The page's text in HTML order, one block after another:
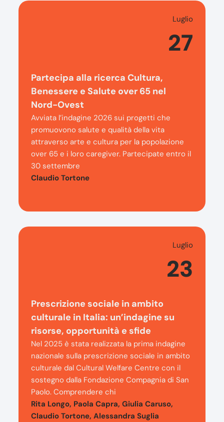
Luglio
27
Partecipa alla ricerca Cultura,
Benessere e Salute over 65 nel
Nord-Ovest
Avviata l’indagine 2026 sui progetti che
promuovono salute e qualità della vita
attraverso arte e cultura per la popolazione
over 65 e i loro caregiver. Partecipate entro il
30 settembre
Claudio Tortone
Luglio
23
Prescrizione sociale in ambito
culturale in Italia: un’indagine su
risorse, opportunità e sfide
Nel 2025 è stata realizzata la prima indagine
nazionale sulla prescrizione sociale in ambito
culturale dal Cultural Welfare Centre con il
sostegno dalla Fondazione Compagnia di San
Paolo. Comprendere chi
Rita Longo, Paola Capra, Giulia Caruso,
Claudio Tortone, Alessandra Suglia